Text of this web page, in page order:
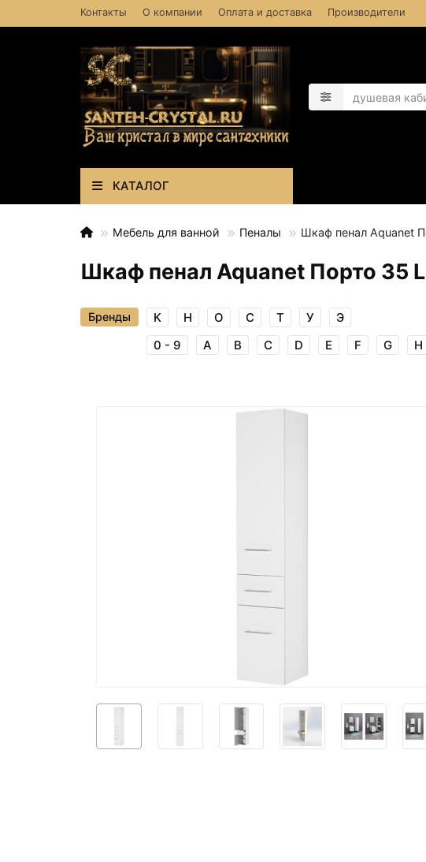
Контакты О компании Оплата и доставка Производители
КАТАЛОГ
Мебель для ванной Пеналы Шкаф пенал Aquanet
Шкаф пенал Aquanet Порто 35
Бренды
0 - 9 A B C D E F G H
К Н О С Т У Э